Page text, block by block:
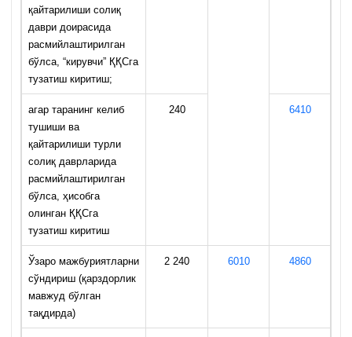
қайтарилиши солиқ
даври доирасида
расмийлаштирилган
бўлса, “кирувчи” ҚҚСга
тузатиш киритиш;
агар таранинг келиб
тушиши ва
қайтарилиши турли
солиқ даврларида
расмийлаштирилган
бўлса, ҳисобга
олинган ҚҚСга
тузатиш киритиш
240 6410
Ўзаро мажбуриятларни
сўндириш (қарздорлик
мавжуд бўлган
тақдирда)
2 240 6010 4860